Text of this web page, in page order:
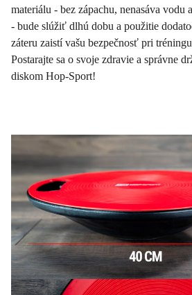
materiálu - bez zápachu, nenasáva vodu
- bude slúžiť dlhú dobu a použitie
záteru zaistí vašu bezpečnosť pri
Postarajte sa o svoje zdravie a správne
diskom Hop-Sport!